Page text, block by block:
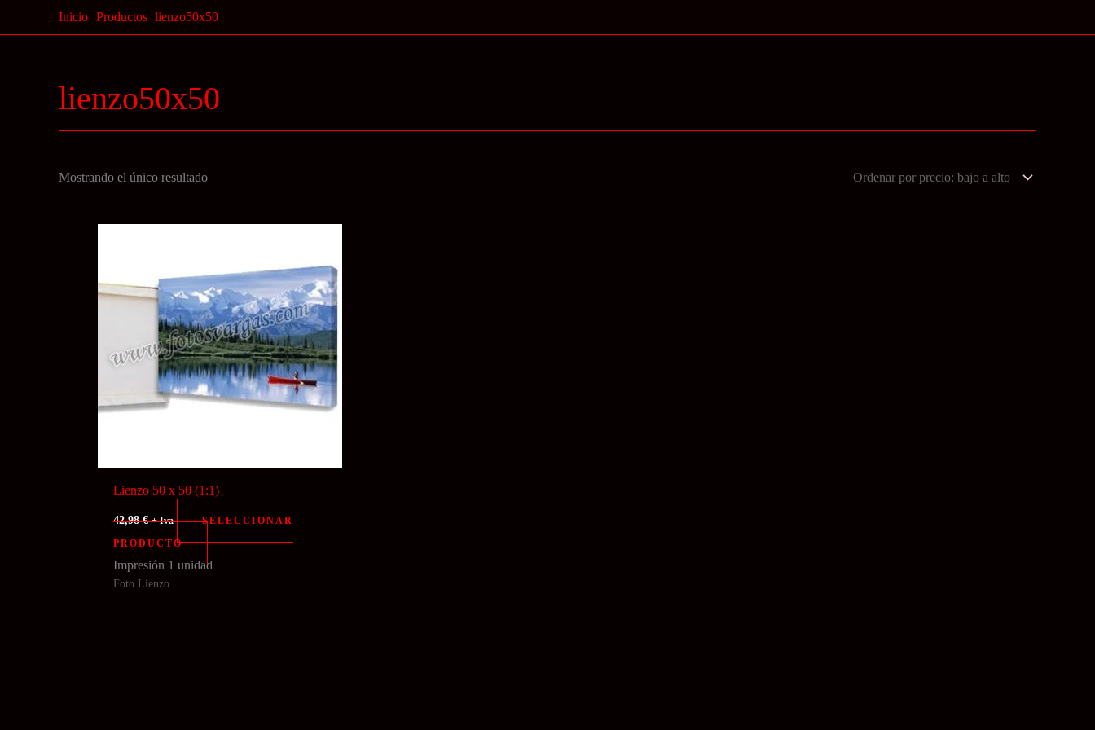
al
Inicio Productos lienzo50x50
lienzo50x50
Mostrando el único resultado
Lienzo 50 x 50 (1:1)
42,98€ + Iva
SELECCIONAR
PRODUCTO
Impresión 1 unidad
Foto Lienzo